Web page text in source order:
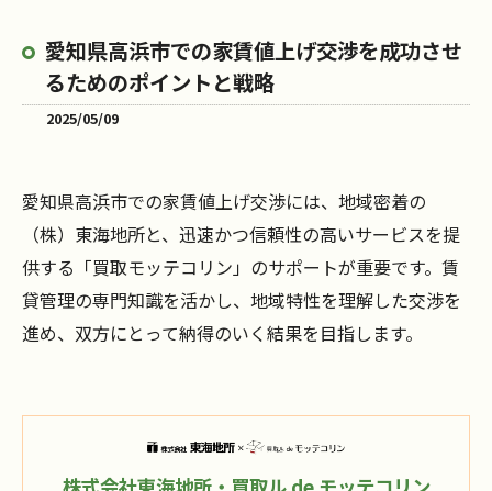
愛知県高浜市での家賃値上げ交渉を成功させ
るためのポイントと戦略
2025/05/09
愛知県高浜市での家賃値上げ交渉には、地域密着の
（株）東海地所と、迅速かつ信頼性の高いサービスを提
供する「買取モッテコリン」のサポートが重要です。賃
貸管理の専門知識を活かし、地域特性を理解した交渉を
進め、双方にとって納得のいく結果を目指します。